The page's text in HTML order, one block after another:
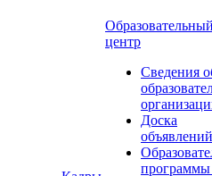
центр
Сведения
Доска
объявлений